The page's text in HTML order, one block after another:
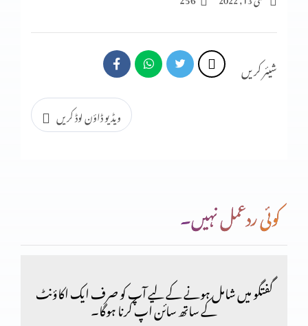
نیک نامی کی حفاظت کے اصول
انسان کو استحکام کیوں نہیں؟
انسان کا اکیلا رہنا اچھا کیوں نہیں؟ (حصہ دوم)
400 سال خدا کی خاموشی
شیئر کریں
ویڈیو ڈاؤن لوڈ کریں
کوئی ردعمل نہیں۔
گفتگو میں شامل ہونے کے لیے آپ کو صرف ایک اکاؤنٹ
کے ساتھ سائن اپ کرنا ہوگا۔